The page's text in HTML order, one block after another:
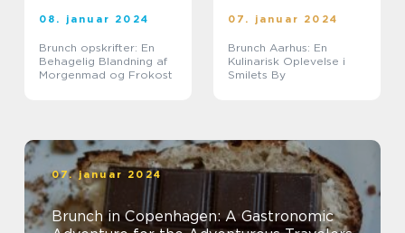
08. januar 2024
Brunch opskrifter: En
Behagelig Blandning af
Morgenmad og Frokost
07. januar 2024
Brunch Aarhus: En
Kulinarisk Oplevelse i
Smilets By
07. januar 2024
Brunch in Copenhagen: A Gastronomic